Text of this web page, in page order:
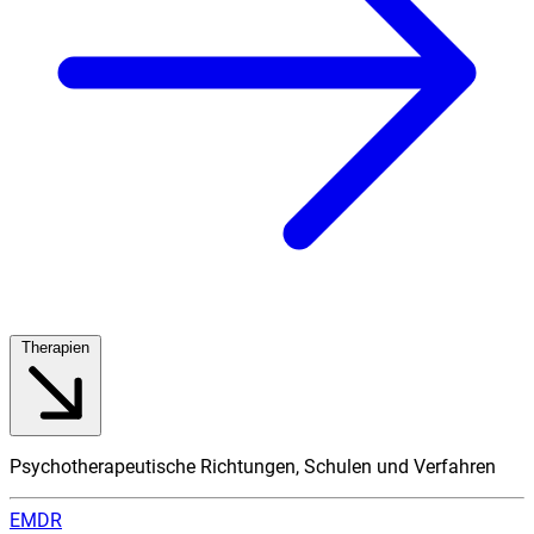
Psychotherapeutische Richtungen, Schulen und Verfahren
EMDR